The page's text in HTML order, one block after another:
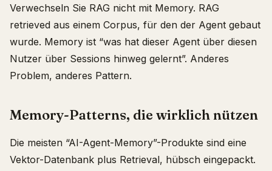
Verwechseln Sie RAG nicht mit Memory. RAG
retrieved aus einem Corpus, für den der Agent gebaut
wurde. Memory ist “was hat dieser Agent über diesen
Nutzer über Sessions hinweg gelernt”. Anderes
Problem, anderes Pattern.
Memory-Patterns, die wirklich nützen
Die meisten “AI-Agent-Memory”-Produkte sind eine
Vektor-Datenbank plus Retrieval, hübsch eingepackt.